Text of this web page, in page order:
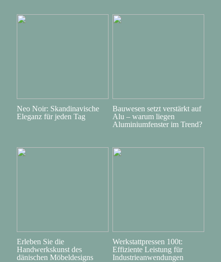
Neo Noir: Skandinavische
Eleganz für jeden Tag
Bauwesen setzt verstärkt auf
Alu – warum liegen
Aluminiumfenster im Trend?
Erleben Sie die
Handwerkskunst des
dänischen Möbeldesigns
Werkstattpressen 100t:
Effiziente Leistung für
Industrieanwendungen